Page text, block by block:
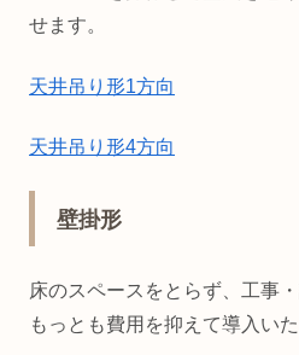
せます。
天井吊り形1方向
天井吊り形4方向
壁掛形
床のスペースをとらず、工事
もっとも費用を抑えて導入いた